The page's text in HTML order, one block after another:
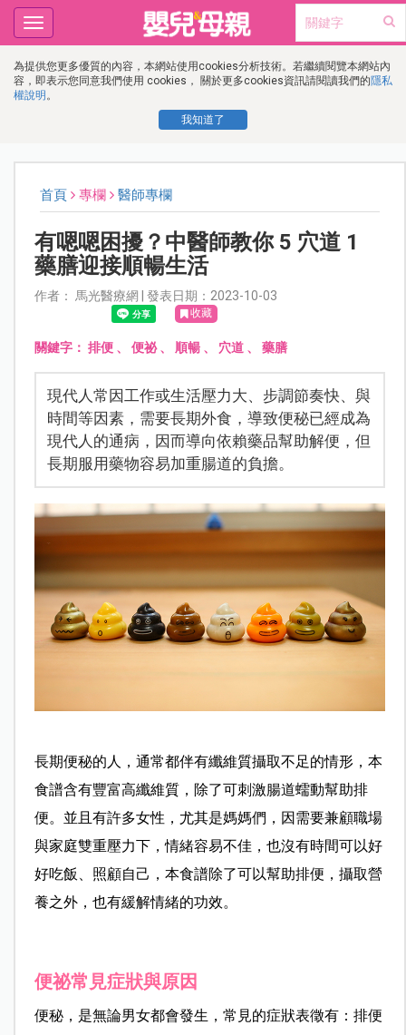
為提供您更多優質的內容，本網站使用cookies分析技術。若繼續閱覽本網站內
容，即表示您同意我們使用 cookies， 關於更多cookies資訊請閱讀我們的隱私
權說明 。
我知道了
Toggle
navigation
首頁 專欄 醫師專欄
有嗯嗯困擾？中醫師教你 5 穴道 1
藥膳迎接順暢生活
作者： 馬光醫療網 | 發表日期：2023-10-03
收藏
關鍵字： 排便、 便祕、 順暢、 穴道、 藥膳
現代人常因工作或生活壓力大、步調節奏快、與
時間等因素，需要長期外食，導致便秘已經成為
現代人的通病，因而導向依賴藥品幫助解便，但
長期服用藥物容易加重腸道的負擔。
長期便秘的人，通常都伴有纖維質攝取不足的情形，本
食譜含有豐富高纖維質，除了可刺激腸道蠕動幫助排
便。並且有許多女性，尤其是媽媽們，因需要兼顧職場
與家庭雙重壓力下，情緒容易不佳，也沒有時間可以好
好吃飯、照顧自己，本食譜除了可以幫助排便，攝取營
養之外，也有緩解情緒的功效。
便祕常見症狀與原因
便秘，是無論男女都會發生，常見的症狀表徵有：排便